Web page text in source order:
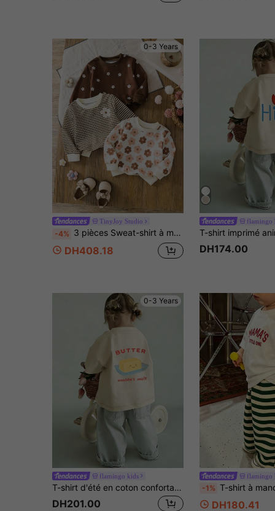
0-3 Years
TinyJoy Studio
-4% 3 pièces Sweat-shirt à manches longues pour bébé fille nouveau-né, motif floral contrasté rayé mignon, petit motif floral de dessin animé, légère élasticité, convient pour le port quotidien des nouveau-nés, ensemble cadeau, hauts de combinaison de printemps
DH408.18
flamingo
DH174.00
0-3 Years
flamingo kids
T-shirt d'été en coton confortable et respirant pour filles
DH201.00
flamingo
-1% T-shirt à manches courtes léger et frais pour bébé fille, top souple et élastique
DH180.41